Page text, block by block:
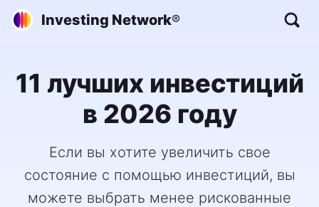
Investing Network®
11 лучших инвестиций
в 2026 году
Если вы хотите увеличить свое
состояние с помощью инвестиций, вы
можете выбрать менее рискованные